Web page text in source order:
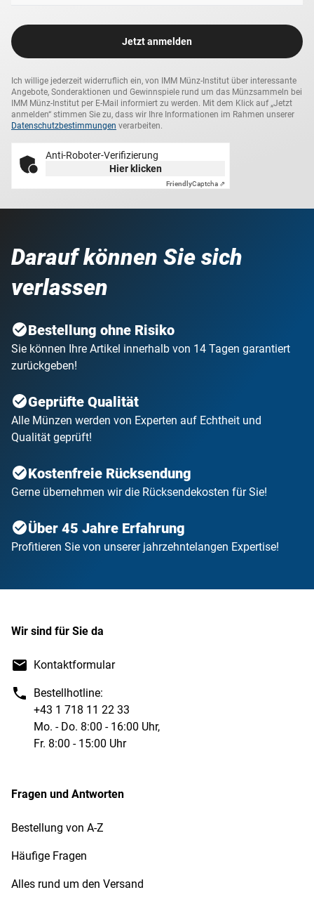
Jetzt anmelden
Ich willige jederzeit widerruflich ein, von IMM Münz-Institut über interessante
Angebote, Sonderaktionen und Gewinnspiele rund um das Münzsammeln bei
IMM Münz-Institut per E-Mail informiert zu werden. Mit dem Klick auf „Jetzt
anmelden“ stimmen Sie zu, dass wir Ihre Informationen im Rahmen unserer
Datenschutzbestimmungen verarbeiten.
Anti-Roboter-Verifizierung
Hier klicken
FriendlyCaptcha ⇗
Darauf können Sie sich
verlassen
Bestellung ohne Risiko
Sie können Ihre Artikel innerhalb von 14 Tagen garantiert
zurückgeben!
Geprüfte Qualität
Alle Münzen werden von Experten auf Echtheit und
Qualität geprüft!
Kostenfreie Rücksendung
Gerne übernehmen wir die Rücksendekosten für Sie!
Über 45 Jahre Erfahrung
Profitieren Sie von unserer jahrzehntelangen Expertise!
Wir sind für Sie da
Kontaktformular
Bestellhotline:
+43 1 718 11 22 33
Mo. - Do. 8:00 - 16:00 Uhr,
Fr. 8:00 - 15:00 Uhr
Fragen und Antworten
Bestellung von A-Z
Häufige Fragen
Alles rund um den Versand